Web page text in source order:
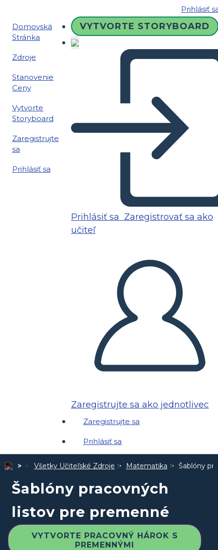
Prihlásiť
Domovská
Stránka
Zdroje
Stanovenie
Ceny
Vytvorte
Storyboard
Zaregistrujte
sa
Prihlásiť sa
VYTVORTE STORYBOARD
Prihlásiť sa Zaregistrovať sa ako
učiteľ
Zaregistrujte sa ako jednotlivec
Zaregistrujte sa
Prihlásiť sa
Všetky Učiteľské Zdroje Matematika Šablóny
Šablóny pracovných
listov pre premenné
VYTVORTE PRACOVNÝ HÁROK S
PREMENNÝMI